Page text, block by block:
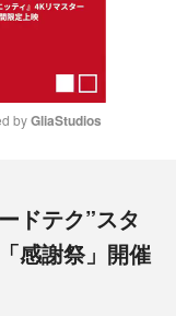
e
by GliaStudios
ドテク”スタ
感謝祭」開催